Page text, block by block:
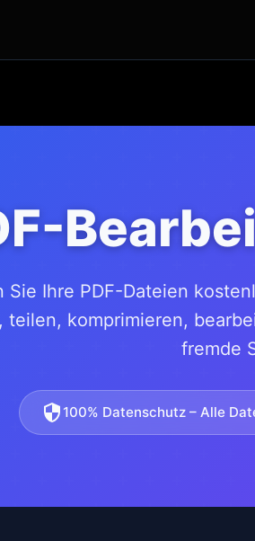
Sie Ihre PDF-Dateien
teilen, komprimieren,
fremde
100% Datenschutz – Alle